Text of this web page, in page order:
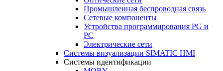
Промышленная беспроводная связь
Сетевые компоненты
Устройства программирования PG и
PC
Электрические сети
Системы визуализации SIMATIC HMI
Системы идентификации